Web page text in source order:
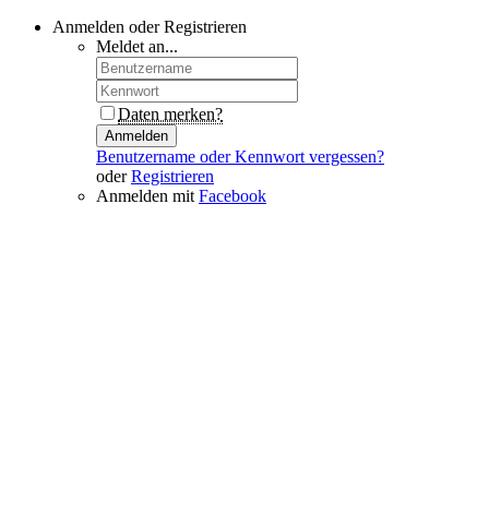
Anmelden oder Registrieren
Meldet an...
Daten merken?
Anmelden
Benutzername oder Kennwort vergessen?
oderRegistrieren
Anmelden mit Facebook